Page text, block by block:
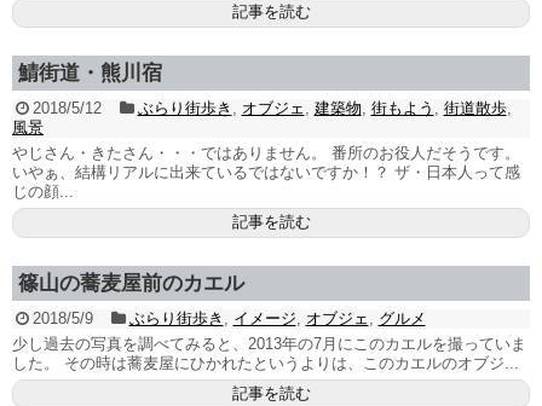
記事を読む
鯖街道・熊川宿
2018/5/12 ぶらり街歩き , オブジェ, 建築物, 街もよう , 街道散歩,
風景
やじさん・きたさん・・・ではありません。 番所のお役人だそうです。
いやぁ、結構リアルに出来ているではないですか！？ ザ・日本人って感
じの顔...
記事を読む
篠山の蕎麦屋前のカエル
2018/5/9 ぶらり街歩き , イメージ, オブジェ, グルメ
少し過去の写真を調べてみると、2013年の7月にこのカエルを撮っていま
した。 その時は蕎麦屋にひかれたというよりは、このカエルのオブジ...
記事を読む